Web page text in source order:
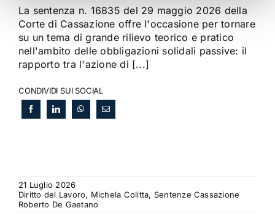
La sentenza n. 16835 del 29 maggio 2026 della
Corte di Cassazione offre l'occasione per tornare
su un tema di grande rilievo teorico e pratico
nell'ambito delle obbligazioni solidali passive: il
rapporto tra l'azione di [...]
CONDIVIDI SUI SOCIAL
21 Luglio 2026
Diritto del Lavoro, Michela Colitta, Sentenze Cassazione
Roberto De Gaetano